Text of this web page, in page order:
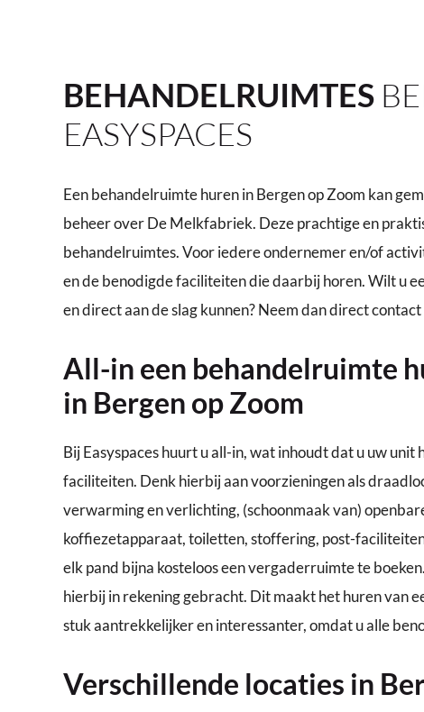
BEHANDELRUIMTES
EASYSPACES
Een behandelruimte huren in Bergen op Zoom kan
beheer over De Melkfabriek. Deze prachtige en
behandelruimtes. Voor iedere ondernemer en/of
en de benodigde faciliteiten die daarbij horen. Wilt u
en direct aan de slag kunnen? Neem dan direct contact
All-in een behandelruimte
in Bergen op Zoom
Bij Easyspaces huurt u all-in, wat inhoudt dat u uw
faciliteiten. Denk hierbij aan voorzieningen als
verwarming en verlichting, (schoonmaak van)
koffiezetapparaat, toiletten, stoffering, post-
elk pand bijna kosteloos een vergaderruimte te
hierbij in rekening gebracht. Dit maakt het huren van
stuk aantrekkelijker en interessanter, omdat u alle
Verschillende locaties in